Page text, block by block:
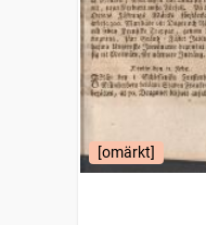
[omärkt]